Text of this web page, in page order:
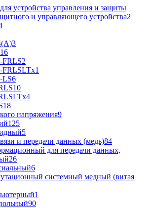
устройства управления и защиты
и управляющего устройства2
3
16
2
1
6
10
4
18
напряжения9
125
5
и передачи данных (медь)84
для передачи данных,
26
6
системный медный (витая
1
90